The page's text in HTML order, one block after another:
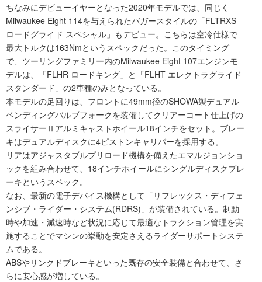
ちなみにデビューイヤーとなった2020年モデルでは、同じく
Milwaukee Eight 114を与えられたバガースタイルの「FLTRXS
ロードグライド スペシャル」もデビュー。こちらは空冷仕様で
最大トルクは163Nmというスペックだった。このタイミング
で、ツーリングファミリー内のMilwaukee Eight 107エンジンモ
デルは、「FLHR ロードキング」と「FLHT エレクトラグライド
スタンダード」の2車種のみとなっている。
本モデルの足回りは、フロントに49mm径のSHOWA製デュアル
ベンディングバルブフォークを装備してクリアーコート仕上げの
スライサーⅡアルミキャストホイール18インチをセット。ブレー
キはデュアルディスクに4ピストンキャリパーを採用する。
リアはアジャスタブルプリロード機構を備えたエマルジョンショ
ックを組み合わせて、18インチホイールにシングルディスクブレ
ーキというスペック。
なお、最新の電子デバイス機構として「リフレックス・ディフェ
ンシブ・ライダー・システム(RDRS)」が装備されている。制動
時や加速・減速時など状況に応じて最適なトラクション管理を実
施することでマシンの挙動を安定さえるライダーサポートシステ
ムである。
ABSやリンクドブレーキといった既存の安全装備と合わせて、さ
らに安心感が増している。